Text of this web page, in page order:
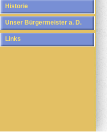
Historie
Unser Bürgermeister a. D.
Links